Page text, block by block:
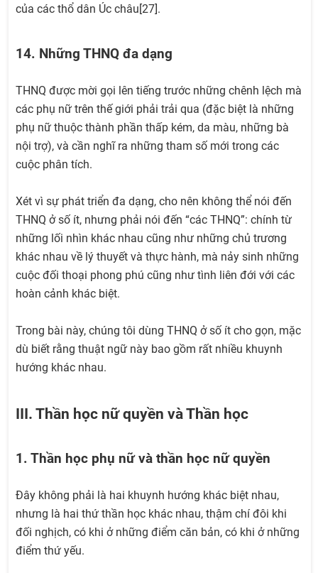
của các thổ dân Úc châu[27].
14. Những THNQ đa dạng
THNQ được mời gọi lên tiếng trước những chênh lệch mà
các phụ nữ trên thế giới phải trải qua (đặc biệt là những
phụ nữ thuộc thành phần thấp kém, da màu, những bà
nội trợ), và cần nghĩ ra những tham số mới trong các
cuộc phân tích.
Xét vì sự phát triển đa dạng, cho nên không thể nói đến
THNQ ở số ít, nhưng phải nói đến “các THNQ”: chính từ
những lối nhìn khác nhau cũng như những chủ trương
khác nhau về lý thuyết và thực hành, mà nảy sinh những
cuộc đối thoại phong phú cũng như tình liên đới với các
hoàn cảnh khác biệt.
Trong bài này, chúng tôi dùng THNQ ở số ít cho gọn, mặc
dù biết rằng thuật ngữ này bao gồm rất nhiều khuynh
hướng khác nhau.
III. Thần học nữ quyền và Thần học
1. Thần học phụ nữ và thần học nữ quyền
Đây không phải là hai khuynh hướng khác biệt nhau,
nhưng là hai thứ thần học khác nhau, thậm chí đôi khi
đối nghịch, có khi ở những điểm căn bản, có khi ở những
điểm thứ yếu.